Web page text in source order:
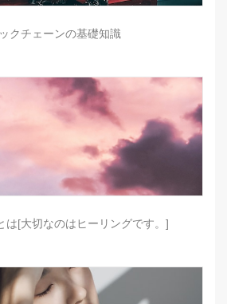
クチェーンの基礎知識
は[大切なのはヒーリングです。]